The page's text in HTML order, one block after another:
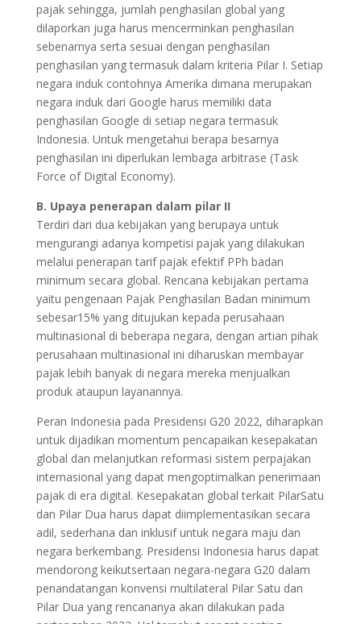
pajak sehingga, jumlah penghasilan global yang
dilaporkan juga harus mencerminkan penghasilan
sebenarnya serta sesuai dengan penghasilan
penghasilan yang termasuk dalam kriteria Pilar I. Setiap
negara induk contohnya Amerika dimana merupakan
negara induk dari Google harus memiliki data
penghasilan Google di setiap negara termasuk
Indonesia. Untuk mengetahui berapa besarnya
penghasilan ini diperlukan lembaga arbitrase (Task
Force of Digital Economy).
B. Upaya penerapan dalam pilar II
Terdiri dari dua kebijakan yang berupaya untuk
mengurangi adanya kompetisi pajak yang dilakukan
melalui penerapan tarif pajak efektif PPh badan
minimum secara global. Rencana kebijakan pertama
yaitu pengenaan Pajak Penghasilan Badan minimum
sebesar15% yang ditujukan kepada perusahaan
multinasional di beberapa negara, dengan artian pihak
perusahaan multinasional ini diharuskan membayar
pajak lebih banyak di negara mereka menjualkan
produk ataupun layanannya.
Peran Indonesia pada Presidensi G20 2022, diharapkan
untuk dijadikan momentum pencapaikan kesepakatan
global dan melanjutkan reformasi sistem perpajakan
internasional yang dapat mengoptimalkan penerimaan
pajak di era digital. Kesepakatan global terkait PilarSatu
dan Pilar Dua harus dapat diimplementasikan secara
adil, sederhana dan inklusif untuk negara maju dan
negara berkembang. Presidensi Indonesia harus dapat
mendorong keikutsertaan negara-negara G20 dalam
penandatangan konvensi multilateral Pilar Satu dan
Pilar Dua yang rencananya akan dilakukan pada